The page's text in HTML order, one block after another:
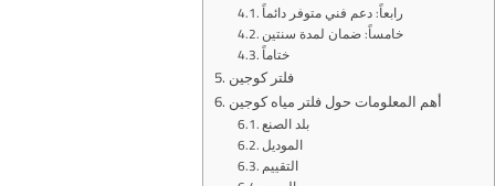
رابعاً: دعم فني متوفر دائماً
خامساً: ضمان لمدة سنتين
ختاماً
فلتر كوجين
أهم المعلومات حول فلتر مياه كوجين
بلد الصنع
الموديل
التقييم